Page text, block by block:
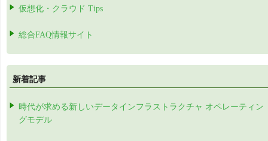
仮想化・クラウド Tips
総合FAQ情報サイト
新着記事
時代が求める新しいデータインフラストラクチャ オペレーティン
グモデル